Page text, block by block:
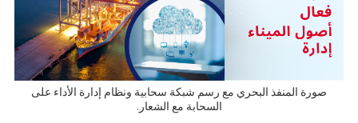
صورة المنفذ البحري مع رسم شبكة سحابية ونظام إدارة الأداء على
السحابة مع الشعار.